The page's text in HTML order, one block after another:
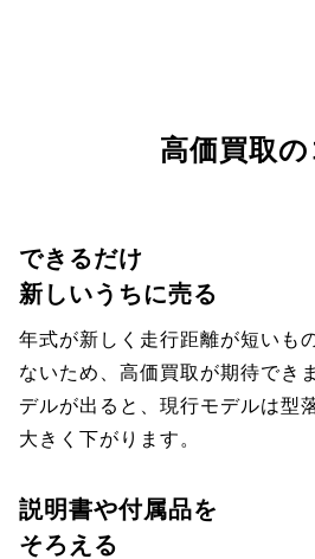
高価買取の
できるだけ
新しいうちに売る
年式が新しく走行距離が短いも
ないため、高価買取が期待でき
デルが出ると、現行モデルは型
大きく下がります。
説明書や付属品を
そろえる